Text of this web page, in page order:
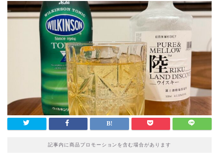
記事内に商品プロモーションを含む場合があります